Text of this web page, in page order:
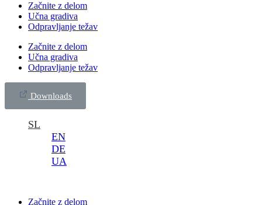
Začnite z delom
Učna gradiva
Odpravljanje težav
Začnite z delom
Učna gradiva
Odpravljanje težav
Downloads
SL
EN
DE
UA
Začnite z delom